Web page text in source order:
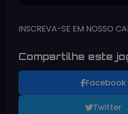
INSCREVA-SE EM NOSSO
Compartilhe este
Facebook
Twitter